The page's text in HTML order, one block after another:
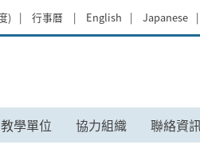
) 行事曆 English Japanese
教學單位 協力組織 聯絡資